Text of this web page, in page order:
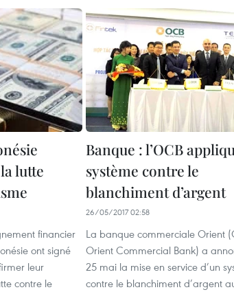
lutte
financier
ont signé
leur
contre le
Banque : l’OCB
système contre le
blanchiment d’argent
26/05/2017 02:58
La banque commerciale Orient
Orient Commercial Bank) a
25 mai la mise en service d’un
contre le blanchiment d’argent